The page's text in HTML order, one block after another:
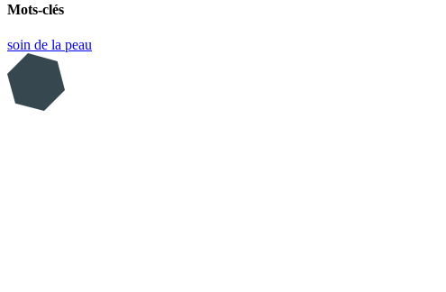
Mots-clés
soin de la peau